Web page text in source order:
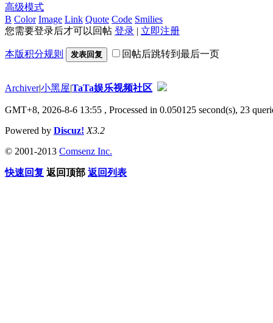
高级模式
B Color Image Link Quote Code Smilies
您需要登录后才可以回帖 登录 | 立即注册
本版积分规则 发表回复 回帖后跳转到最后一页
Archiver|小黑屋|TaTa娱乐视频社区
GMT+8, 2026-8-6 13:55 , Processed in 0.050125 second(s), 23
Powered by Discuz! X3.2
© 2001-2013 Comsenz Inc.
快速回复 返回顶部 返回列表